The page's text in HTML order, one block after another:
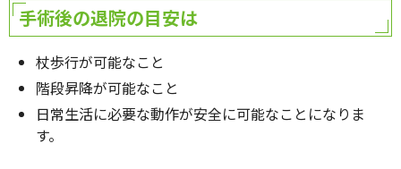
手術後の退院の目安は
杖歩行が可能なこと
階段昇降が可能なこと
日常生活に必要な動作が安全に可能なことになりま
す。